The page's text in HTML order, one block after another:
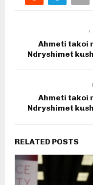
Ahmeti takoi
Ndryshimet
Ahmeti takoi
Ndryshimet
RELATED POSTS